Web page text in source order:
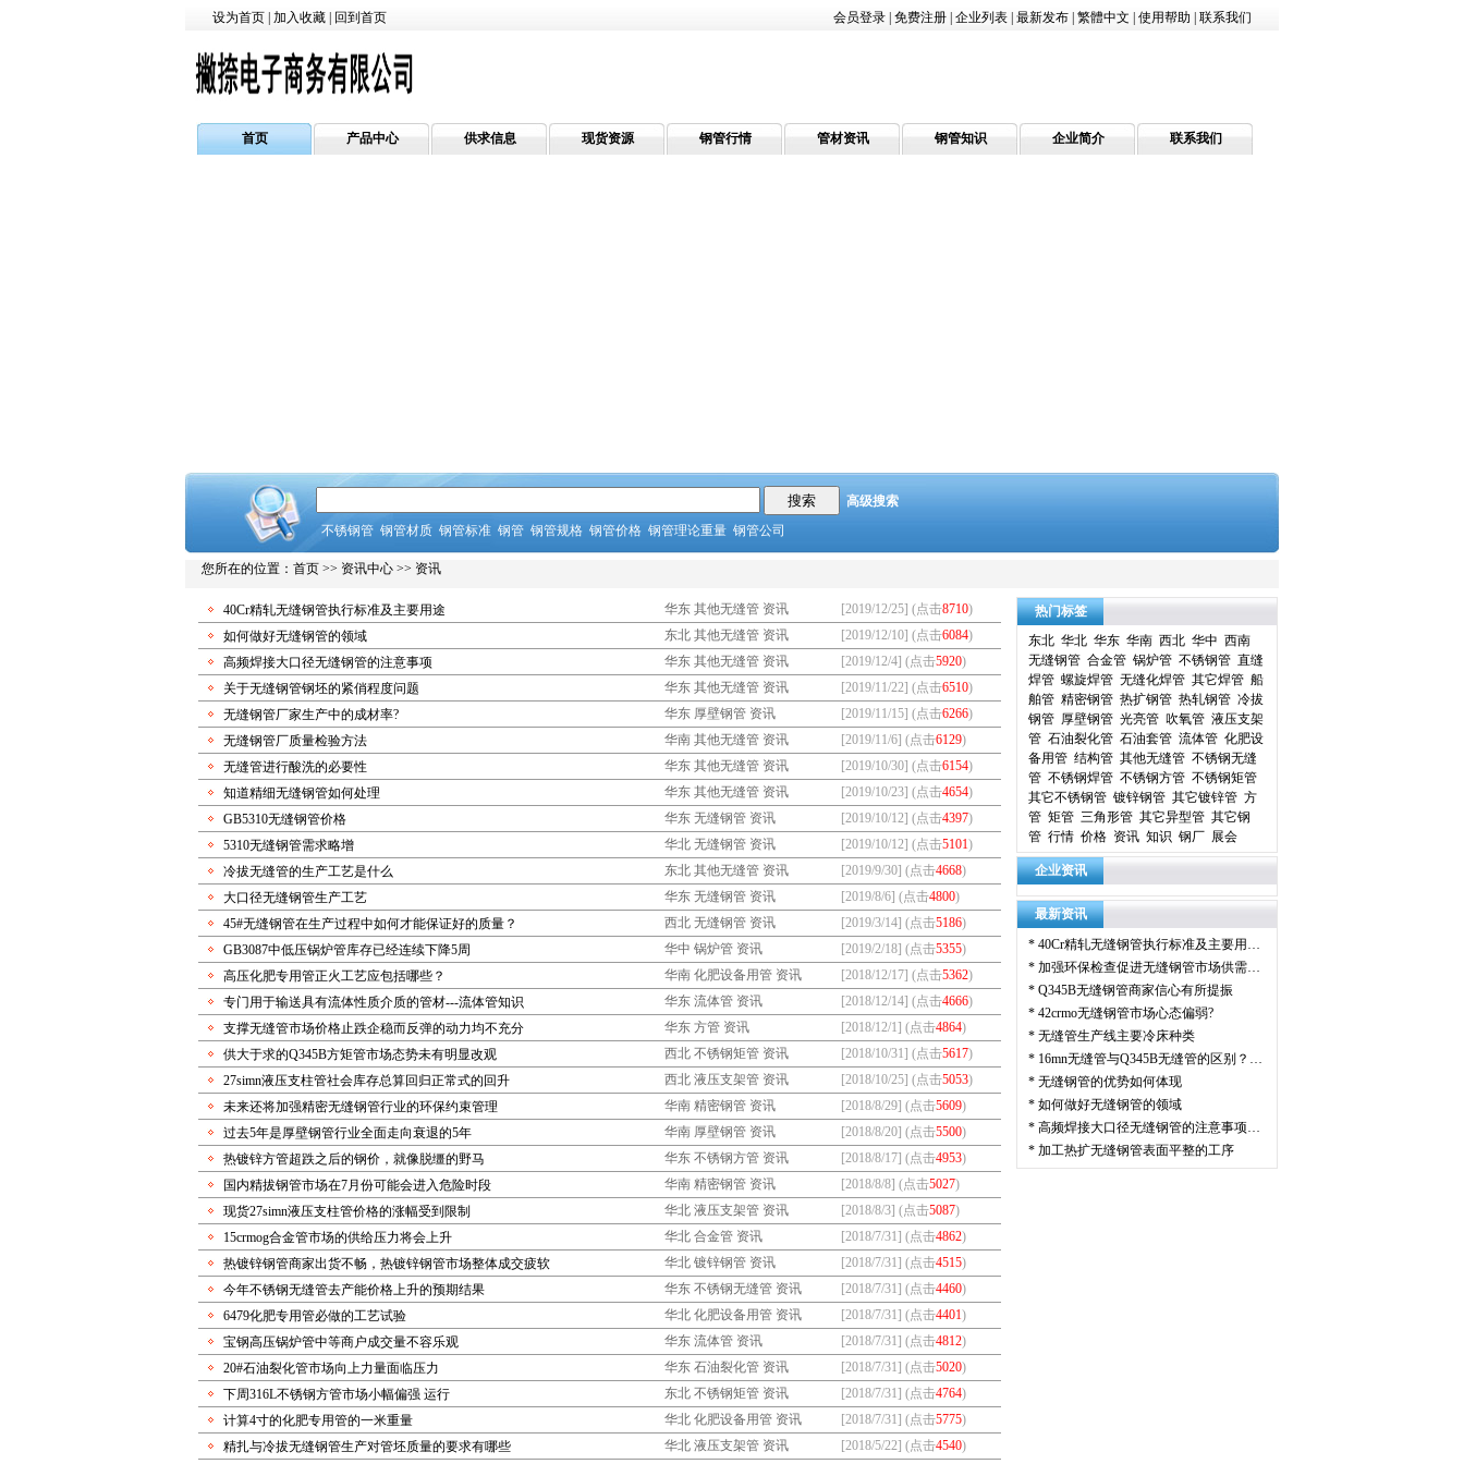
设为首页 加入收藏 回到首页 会员登录 免费注册 企业列表 最新发布 繁體中文 使用帮助 联系我们
首页 产品中心 供求信息 现货资源 钢管行情 管材资讯 钢管知识 企业简介 联系我们
高级搜索
不锈钢管 钢管材质 钢管标准 钢管 钢管规格 钢管价格 钢管理论重量 钢管公司
您所在的位置： 首页 >> 资讯中心 >> 资讯
40Cr精轧无缝钢管执行标准及主要用途 华东 其他无缝管 资讯 [2019/12/25] (点击8710)
如何做好无缝钢管的领域
东北 其他无缝管 资讯 [2019/12/10] (点击6084)
高频焊接大口径无缝钢管的注意事项
华东 其他无缝管 资讯 [2019/12/4] (点击5920)
关于无缝钢管钢坯的紧俏程度问题
华东 其他无缝管 资讯 [2019/11/22] (点击6510)
无缝钢管厂家生产中的成材率?
华东 厚壁钢管 资讯 [2019/11/15] (点击6266)
无缝钢管厂质量检验方法
华南 其他无缝管 资讯 [2019/11/6] (点击6129)
无缝管进行酸洗的必要性
华东 其他无缝管 资讯 [2019/10/30] (点击6154)
知道精细无缝钢管如何处理
华东 其他无缝管 资讯 [2019/10/23] (点击4654)
GB5310无缝钢管价格
华东 无缝钢管 资讯 [2019/10/12] (点击4397)
5310无缝钢管需求略增
华北 无缝钢管 资讯 [2019/10/12] (点击5101)
冷拔无缝管的生产工艺是什么
东北 其他无缝管 资讯 [2019/9/30] (点击4668)
大口径无缝钢管生产工艺
华东 无缝钢管 资讯 [2019/8/6] (点击4800)
45#无缝钢管在生产过程中如何才能保证好的质量？
西北 无缝钢管 资讯 [2019/3/14] (点击5186)
GB3087中低压锅炉管库存已经连续下降5周
华中 锅炉管 资讯 [2019/2/18] (点击5355)
高压化肥专用管正火工艺应包括哪些？
华南 化肥设备用管 资讯 [2018/12/17] (点击5362)
专门用于输送具有流体性质介质的管材---流体管知识
华东 流体管 资讯 [2018/12/14] (点击4666)
支撑无缝管市场价格止跌企稳而反弹的动力均不充分
华东 方管 资讯 [2018/12/1] (点击4864)
供大于求的Q345B方矩管市场态势未有明显改观
西北 不锈钢矩管 资讯 [2018/10/31] (点击5617)
27simn液压支柱管社会库存总算回归正常式的回升
西北 液压支架管 资讯 [2018/10/25] (点击5053)
未来还将加强精密无缝钢管行业的环保约束管理
华南 精密钢管 资讯 [2018/8/29] (点击5609)
过去5年是厚壁钢管行业全面走向衰退的5年
华南 厚壁钢管 资讯 [2018/8/20] (点击5500)
热镀锌方管超跌之后的钢价，就像脱缰的野马
华东 不锈钢方管 资讯 [2018/8/17] (点击4953)
国内精拔钢管市场在7月份可能会进入危险时段
华南 精密钢管 资讯 [2018/8/8] (点击5027)
现货27simn液压支柱管价格的涨幅受到限制
华北 液压支架管 资讯 [2018/8/3] (点击5087)
15crmog合金管市场的供给压力将会上升
华北 合金管 资讯 [2018/7/31] (点击4862)
热镀锌钢管商家出货不畅，热镀锌钢管市场整体成交疲软
华北 镀锌钢管 资讯 [2018/7/31] (点击4515)
今年不锈钢无缝管去产能价格上升的预期结果
华东 不锈钢无缝管 资讯 [2018/7/31] (点击4460)
6479化肥专用管必做的工艺试验
华北 化肥设备用管 资讯 [2018/7/31] (点击4401)
宝钢高压锅炉管中等商户成交量不容乐观
华东 流体管 资讯 [2018/7/31] (点击4812)
20#石油裂化管市场向上力量面临压力
华东 石油裂化管 资讯 [2018/7/31] (点击5020)
下周316L不锈钢方管市场小幅偏强 运行
东北 不锈钢矩管 资讯 [2018/7/31] (点击4764)
计算4寸的化肥专用管的一米重量
华北 化肥设备用管 资讯 [2018/7/31] (点击5775)
精扎与冷拔无缝钢管生产对管坯质量的要求有哪些
华北 液压支架管 资讯 [2018/5/22] (点击4540)
热门标签
东北 华北 华东 华南 西北 华中 西南
无缝钢管 合金管 锅炉管 不锈钢管 直缝
焊管 螺旋焊管 无缝化焊管 其它焊管 船
舶管 精密钢管 热扩钢管 热轧钢管 冷拔
钢管 厚壁钢管 光亮管 吹氧管 液压支架
管 石油裂化管 石油套管 流体管 化肥设
备用管 结构管 其他无缝管 不锈钢无缝
管 不锈钢焊管 不锈钢方管 不锈钢矩管
其它不锈钢管 镀锌钢管 其它镀锌管 方
管 矩管 三角形管 其它异型管 其它钢
管 行情 价格 资讯 知识 钢厂 展会
企业资讯
最新资讯
* 40Cr精轧无缝钢管执行标准及主要用…
* 加强环保检查促进无缝钢管市场供需…
* Q345B无缝钢管商家信心有所提振
* 42crmo无缝钢管市场心态偏弱?
* 无缝管生产线主要冷床种类
* 16mn无缝管与Q345B无缝管的区别？…
* 无缝钢管的优势如何体现
* 如何做好无缝钢管的领域
* 高频焊接大口径无缝钢管的注意事项…
* 加工热扩无缝钢管表面平整的工序